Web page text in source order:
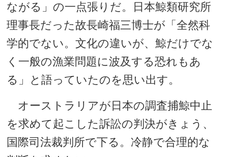
ながる」の一点張りだ。日本鯨類研究所
理事長だった故長崎福三博士が「全然科
学的でない。文化の違いが、鯨だけでな
く一般の漁業問題に波及する恐れもあ
る」と語っていたのを思い出す。
オーストラリアが日本の調査捕鯨中止
を求めて起こした訴訟の判決がきょう、
国際司法裁判所で下る。冷静で合理的な